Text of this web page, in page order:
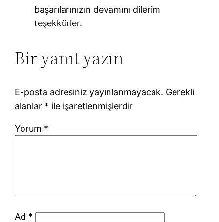
başarılarınızın devamını dilerim
teşekkürler.
Bir yanıt yazın
E-posta adresiniz yayınlanmayacak. Gerekli
alanlar * ile işaretlenmişlerdir
Yorum *
Ad *